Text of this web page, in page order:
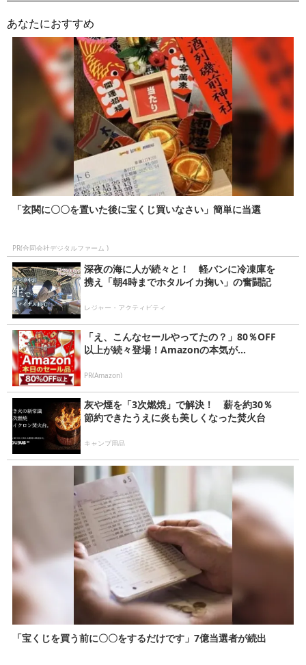
あなたにおすすめ
「玄関に〇〇を置いた後に宝くじ買いなさい」簡単に当選
PR(合同会社デジタルファーム )
深夜の海に人が続々と！ 軽バンに冷凍庫を
携え「朝4時までホタルイカ掬い」の奮闘記
レジャー・アクティビティ
「え、こんなセールやってたの？」80％OFF
以上が続々登場！Amazonの本気が...
PR(Amazon)
灰や煙を「3次燃焼」で解決！ 薪を約30％
節約できたうえに炎も美しくなった焚火台
キャンプ用品
「宝くじを買う前に〇〇をするだけです」7億当選者が続出